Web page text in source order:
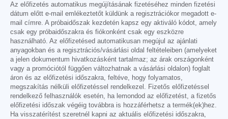
Az előfizetés automatikus megújításának fizetéséhez minden fizetési
dátum előtt e-mail emlékeztetőt küldünk a regisztrációkor megadott e-
mail címre. A próbaidőszak kezdetén kapsz egy aktiváló kódot, amely
csak egy próbaidőszakra és fiókonként csak egy eszközre
használható. Az előfizetésed automatikusan megújul az ajánlati
anyagokban és a regisztrációs/vásárlási oldal feltételeiben (amelyeket
a jelen dokumentum hivatkozásként tartalmaz; az árak országonként
vagy a promóciótól függően változhatnak a vásárlási oldalon) foglalt
áron és az előfizetési időszakra, feltéve, hogy folyamatos,
megszakítás nélküli előfizetéssel rendelkezel. Fizetős előfizetéssel
rendelkező felhasználók esetén, ha lemondod az előfizetést, a fizetős
előfizetési időszak végéig továbbra is hozzáférhetsz a termék(ek)hez.
Ha visszatérítést szeretnél kapni az aktuális előfizetési időszakra,